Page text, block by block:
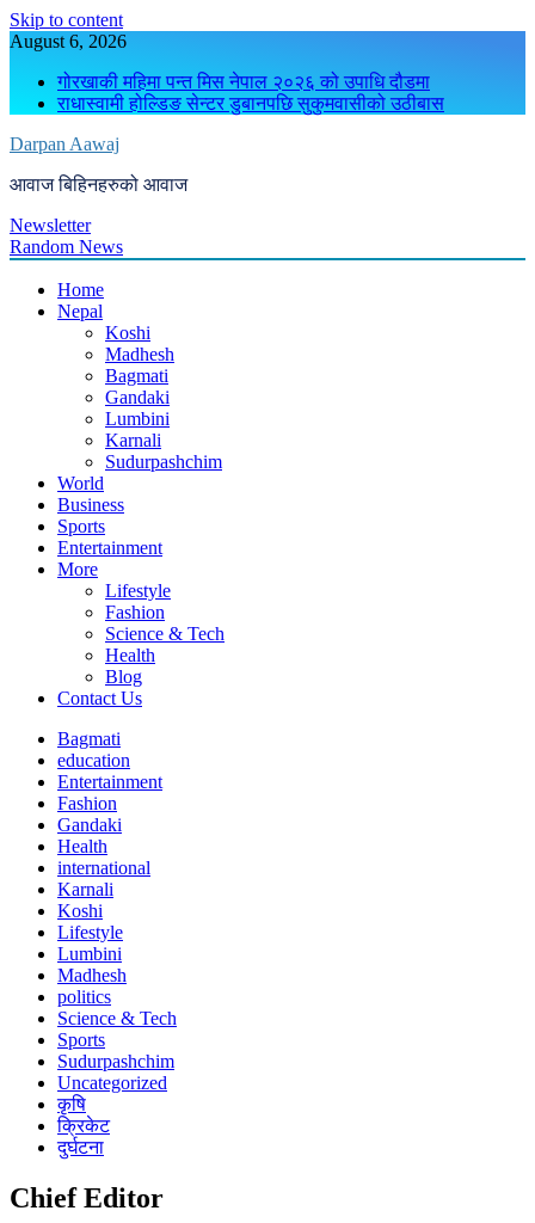
Skip to content
August 6, 2026
गोरखाकी महिमा पन्त मिस नेपाल २०२६ को उपाधि दौडमा
राधास्वामी होल्डिङ सेन्टर डुबानपछि सुकुमवासीको उठीबास
Darpan Aawaj
आवाज बिहिनहरुको आवाज
Newsletter
Random News
Home
Nepal
Koshi
Madhesh
Bagmati
Gandaki
Lumbini
Karnali
Sudurpashchim
World
Business
Sports
Entertainment
More
Lifestyle
Fashion
Science & Tech
Health
Blog
Contact Us
Bagmati
education
Entertainment
Fashion
Gandaki
Health
international
Karnali
Koshi
Lifestyle
Lumbini
Madhesh
politics
Science & Tech
Sports
Sudurpashchim
Uncategorized
कृषि
क्रिकेट
दुर्घटना
Chief Editor